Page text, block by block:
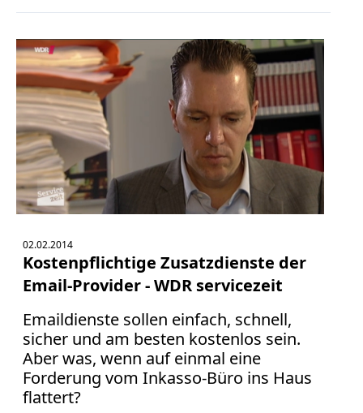
02.02.2014
Kostenpflichtige Zusatzdienste der
Email-Provider - WDR servicezeit
Emaildienste sollen einfach, schnell,
sicher und am besten kostenlos sein.
Aber was, wenn auf einmal eine
Forderung vom Inkasso-Büro ins Haus
flattert?